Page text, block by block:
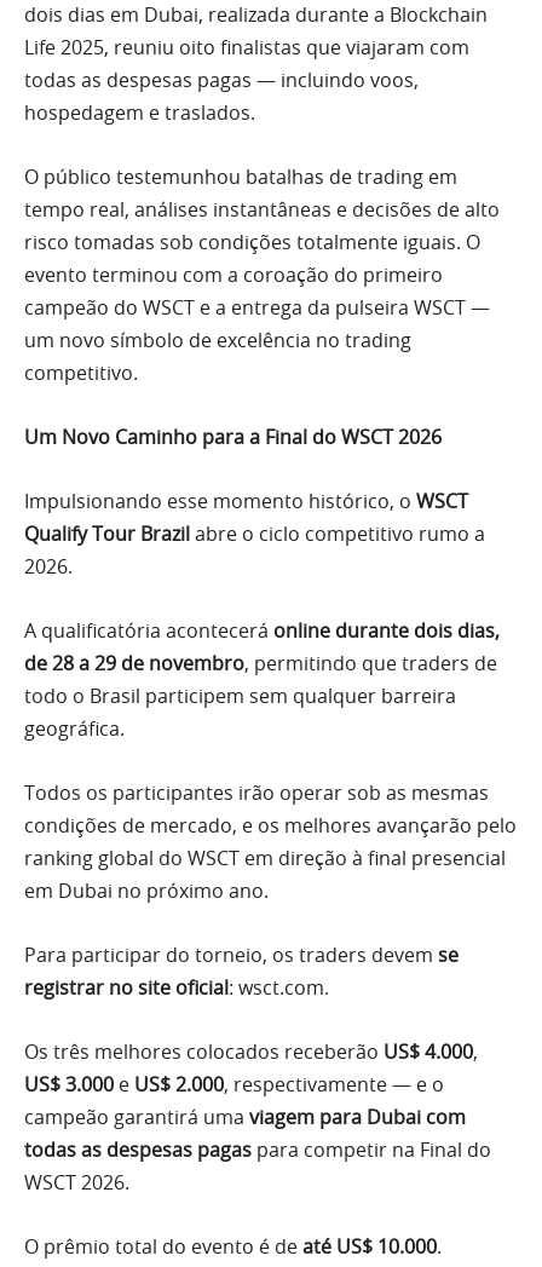
dois dias em Dubai, realizada durante a Blockchain
Life 2025, reuniu oito finalistas que viajaram com
todas as despesas pagas — incluindo voos,
hospedagem e traslados.
O público testemunhou batalhas de trading em
tempo real, análises instantâneas e decisões de alto
risco tomadas sob condições totalmente iguais. O
evento terminou com a coroação do primeiro
campeão do WSCT e a entrega da pulseira WSCT —
um novo símbolo de excelência no trading
competitivo.
Um Novo Caminho para a Final do WSCT 2026
Impulsionando esse momento histórico, o WSCT
Qualify Tour Brazilabre o ciclo competitivo rumo a
2026.
A qualificatória acontecerá online durante dois dias,
de 28 a 29 de novembro, permitindo que traders de
todo o Brasil participem sem qualquer barreira
geográfica.
Todos os participantes irão operar sob as mesmas
condições de mercado, e os melhores avançarão pelo
ranking global do WSCT em direção à final presencial
em Dubai no próximo ano.
Para participar do torneio, os traders devem se
registrar no site oficial: wsct.com.
Os três melhores colocados receberão US$ 4.000,
US$ 3.000 e US$ 2.000, respectivamente — e o
campeão garantirá uma viagem para Dubai com
todas as despesas pagas para competir na Final do
WSCT 2026.
O prêmio total do evento é deaté US$ 10.000.